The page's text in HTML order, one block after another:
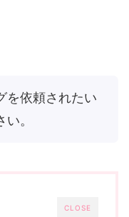
を依頼されたい
。
CLOSE